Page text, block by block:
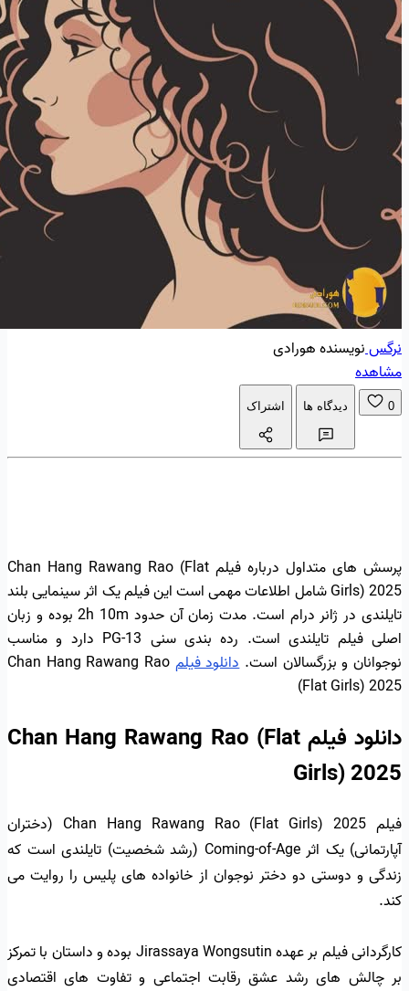
نرگسنویسنده هورادی
مشاهده
0 دیدگاه ها اشتراک
پرسش های متداول درباره فیلم Chan Hang Rawang Rao (Flat
Girls) 2025 شامل اطلاعات مهمی است این فیلم یک اثر سینمایی بلند
تایلندی در ژانر درام است. مدت زمان آن حدود 2h 10m بوده و زبان
اصلی فیلم تایلندی است. رده بندی سنی PG-13 دارد و مناسب
نوجوانان و بزرگسالان است.دانلود فیلم Chan Hang Rawang Rao
(Flat Girls) 2025
دانلود فیلم Chan Hang Rawang Rao (Flat
Girls) 2025
فیلم Chan Hang Rawang Rao (Flat Girls) 2025 (دختران
آپارتمانی) یک اثر Coming-of-Age (رشد شخصیت) تایلندی است که
زندگی و دوستی دو دختر نوجوان از خانواده های پلیس را روایت می
کند.
کارگردانی فیلم بر عهده Jirassaya Wongsutin بوده و داستان با تمرکز
بر چالش های رشد عشق رقابت اجتماعی و تفاوت های اقتصادی